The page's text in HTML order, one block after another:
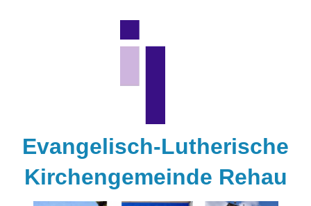
Evangelisch-Lutherische
Kirchengemeinde Rehau